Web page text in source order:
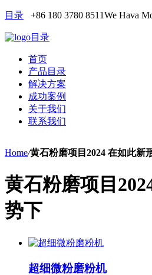
目录 +86 180 3780 8511We Hava
目录
首页
产品目录
解决方案
成功案例
关于我们
联系我们
Home/黄石粉磨项目2024 在如此新
黄石粉磨项目
势下
超细微粉磨粉机